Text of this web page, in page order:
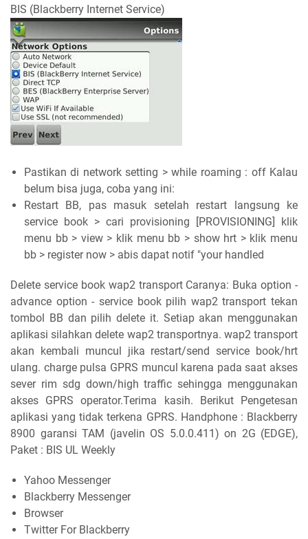
BIS (Blackberry Internet Service)
Pastikan di network setting > while roaming : off Kalau
belum bisa juga, coba yang ini:
Restart BB, pas masuk setelah restart langsung ke
service book > cari provisioning [PROVISIONING] klik
menu bb > view > klik menu bb > show hrt > klik menu
bb > register now > abis dapat notif "your handled
Delete service book wap2 transport Caranya: Buka option -
advance option - service book pilih wap2 transport tekan
tombol BB dan pilih delete it. Setiap akan menggunakan
aplikasi silahkan delete wap2 transportnya. wap2 transport
akan kembali muncul jika restart/send service book/hrt
ulang. charge pulsa GPRS muncul karena pada saat akses
sever rim sdg down/high traffic sehingga menggunakan
akses GPRS operator.Terima kasih. Berikut Pengetesan
aplikasi yang tidak terkena GPRS. Handphone : Blackberry
8900 garansi TAM (javelin OS 5.0.0.411) on 2G (EDGE),
Paket : BIS UL Weekly
Yahoo Messenger
Blackberry Messenger
Browser
Twitter For Blackberry